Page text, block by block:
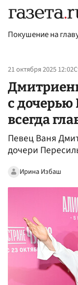
Покушение на
21 октября 2025 12:02
с дочерью
всегда
Певец Ваня
дочери
Ирина Избаш